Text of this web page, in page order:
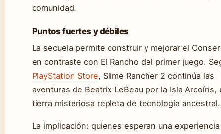
comunidad.
Puntos fuertes y débiles
La secuela permite construir y mejorar el
en contraste con El Rancho del primer juego.
PlayStation Store, Slime Rancher 2 continúa las
aventuras de Beatrix LeBeau por la Isla Arcoíris,
tierra misteriosa repleta de tecnología ancestral.
La implicación: quienes esperan una